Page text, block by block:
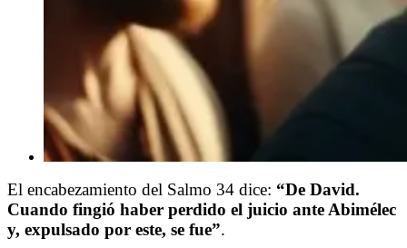
El encabezamiento del Salmo 34 dice: “De David.
Cuando fingió haber perdido el juicio ante Abimélec
y, expulsado por este, se fue”.